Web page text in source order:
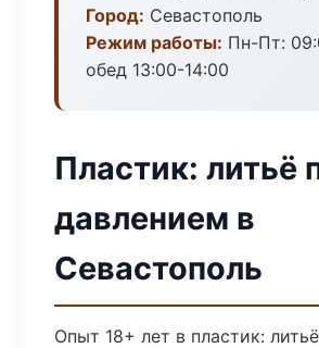
Город: Севастополь
Режим работы: Пн-Пт:
обед 13:00-14:00
Пластик: литьё
давлением в
Севастополь
Опыт 18+ лет в пластик: